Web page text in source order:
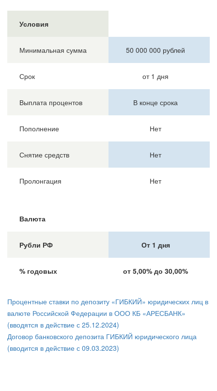
Условия
Минимальная сумма 50 000 000 рублей
Срок от 1 дня
Выплата процентов В конце срока
Пополнение Нет
Снятие средств Нет
Пролонгация Нет
Валюта
Рубли РФ От 1 дня
% годовых от 5,00% до 30,00%
Процентные ставки по депозиту «ГИБКИЙ» юридических лиц в
валюте Российской Федерации в ООО КБ «АРЕСБАНК»
(вводятся в действие с 25.12.2024)
Договор банковского депозита ГИБКИЙ юридического лица
(вводится в действие с 09.03.2023)